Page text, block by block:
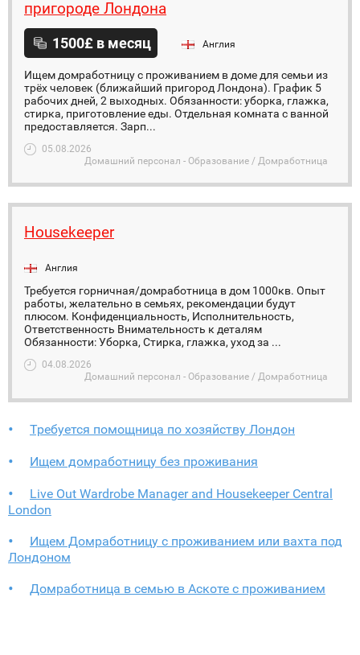
пригороде Лондона
1500£ в месяц Англия
Ищем домработницу с проживанием в доме для семьи из
трёх человек (ближайший пригород Лондона). График 5
рабочих дней, 2 выходных. Обязанности: уборка, глажка,
стирка, приготовление еды. Отдельная комната с ванной
предоставляется. Зарп...
05.08.2026
Домашний персонал - Образование / Домработница
Housekeeper
Англия
Требуется горничная/домработница в дом 1000кв. Опыт
работы, желательно в семьях, рекомендации будут
плюсом. Конфиденциальность, Исполнительность,
Ответственность Внимательность к деталям
Обязанности: Уборка, Стирка, глажка, уход за ...
04.08.2026
Домашний персонал - Образование / Домработница
Требуется помощница по хозяйству Лондон
Ищем домработницу без проживания
Live Out Wardrobe Manager and Housekeeper Central
London
Ищем Домработницу с проживанием или вахта под
Лондоном
Домработница в семью в Аскоте с проживанием